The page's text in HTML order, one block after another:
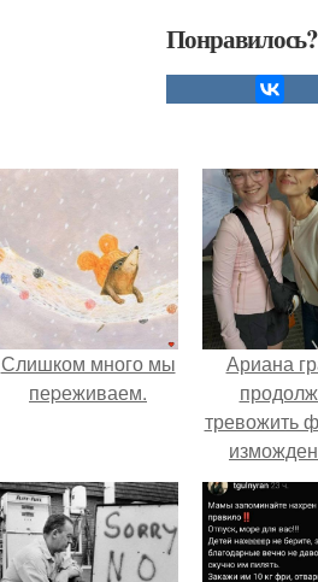
Слишком много мы
пеpеживаем.
Ариана
тревожить